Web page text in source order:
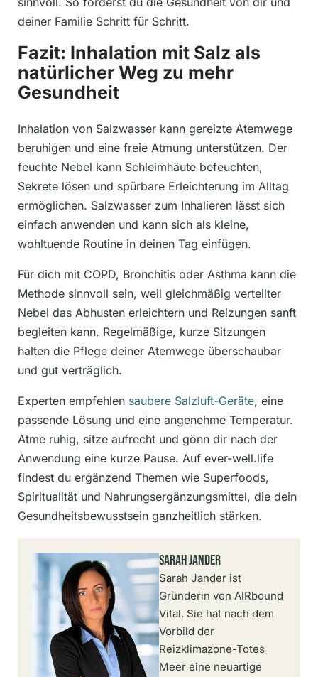
deiner Familie Schritt für Schritt.
Fazit: Inhalation mit Salz als
natürlicher Weg zu mehr
Gesundheit
Inhalation von Salzwasser kann gereizte Atemwege
beruhigen und eine freie Atmung unterstützen. Der
feuchte Nebel kann Schleimhäute befeuchten,
Sekrete lösen und spürbare Erleichterung im Alltag
ermöglichen. Salzwasser zum Inhalieren lässt sich
einfach anwenden und kann sich als kleine,
wohltuende Routine in deinen Tag einfügen.
Für dich mit COPD, Bronchitis oder Asthma kann die
Methode sinnvoll sein, weil gleichmäßig verteilter
Nebel das Abhusten erleichtern und Reizungen sanft
begleiten kann. Regelmäßige, kurze Sitzungen
halten die Pflege deiner Atemwege überschaubar
und gut verträglich.
Experten empfehlen saubere Salzluft-Geräte, eine
passende Lösung und eine angenehme Temperatur.
Atme ruhig, sitze aufrecht und gönn dir nach der
Anwendung eine kurze Pause. Auf ever-well.life
findest du ergänzend Themen wie Superfoods,
Spiritualität und Nahrungsergänzungsmittel, die dein
Gesundheitsbewusstsein ganzheitlich stärken.
Sarah Jander
Sarah Jander ist
Gründerin von AIRbound
Vital. Sie hat nach dem
Vorbild der
Reizklimazone-Totes
Meer eine neuartige